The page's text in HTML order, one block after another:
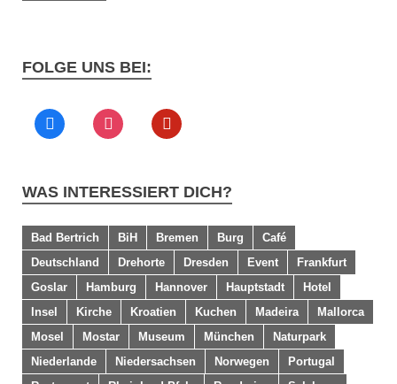
FOLGE UNS BEI:
WAS INTERESSIERT DICH?
Bad Bertrich BiH Bremen Burg
Café
Deutschland
Drehorte Dresden Event
Frankfurt
Goslar
Hamburg Hannover Hauptstadt
Hotel
Insel
Kirche Kroatien Kuchen Madeira
Mallorca
Mosel
Mostar Museum München
Naturpark
Niederlande
Niedersachsen Norwegen
Portugal